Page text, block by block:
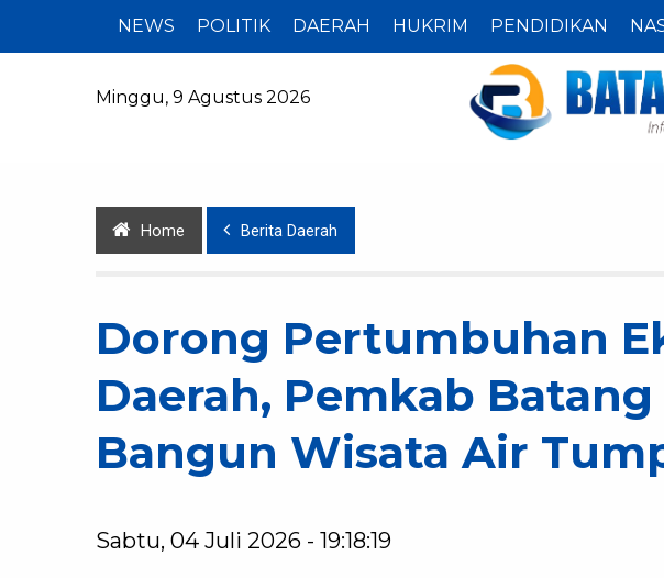
NEWS POLITIK DAERAH HUKRIM PENDIDIKAN
Minggu, 9 Agustus 2026
Home Berita Daerah
Dorong Pertumbuhan
Daerah, Pemkab Batang
Bangun Wisata Air
Sabtu, 04 Juli 2026 - 19:18:19